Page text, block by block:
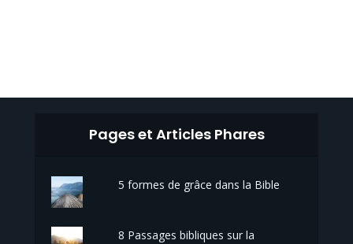
Pages et Articles Phares
5 formes de grâce dans la Bible
8 Passages bibliques sur la